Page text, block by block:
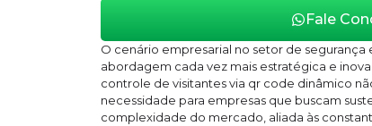
Fale
O cenário empresarial no setor de segurança
abordagem cada vez mais estratégica e
controle de visitantes via qr code dinâmico
necessidade para empresas que buscam
complexidade do mercado, aliada às